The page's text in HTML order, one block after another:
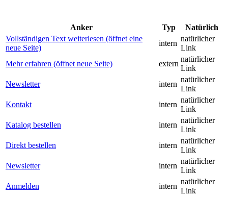
Anker Typ
Natürlich
Vollständigen Text weiterlesen (öffnet eine
neue Seite)
intern
natürlicher
Link
Mehr erfahren (öffnet neue Seite)
extern
natürlicher
Link
Newsletter
intern
natürlicher
Link
Kontakt
intern
natürlicher
Link
Katalog bestellen
intern
natürlicher
Link
Direkt bestellen
intern
natürlicher
Link
Newsletter
intern
natürlicher
Link
Anmelden
intern
natürlicher
Link